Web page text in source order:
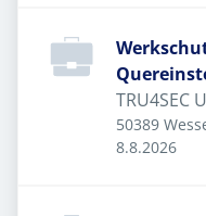
TRU4SEC
50389
Veröffentlicht
8.8.2026